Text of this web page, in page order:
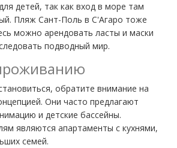
детей, так как вход в море там
Пляж Сант-Поль в С'Агаро тоже
можно арендовать ласты и маски
подводный мир.
обратите внимание на
Они часто предлагают
и детские бассейны.
являются апартаменты с кухнями,
семей.